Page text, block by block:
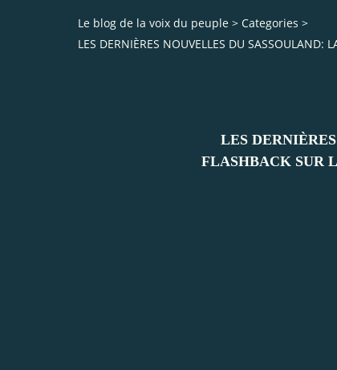
Le blog de la voix du peuple > Categories >
LES DERNIÈRES NOUVELLES DU SASSOULAND:
LES
FLASHBACK SUR